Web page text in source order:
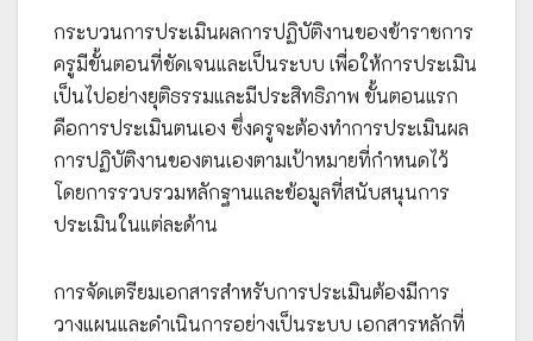
กระบวนการประเมินผลการปฏิบัติงานของข้าราชการ
ครูมีขั้นตอนที่ชัดเจนและเป็นระบบ เพื่อให้การประเมิน
เป็นไปอย่างยุติธรรมและมีประสิทธิภาพ ขั้นตอนแรก
คือการประเมินตนเอง ซึ่งครูจะต้องทำการประเมินผล
การปฏิบัติงานของตนเองตามเป้าหมายที่กำหนดไว้
โดยการรวบรวมหลักฐานและข้อมูลที่สนับสนุนการ
ประเมินในแต่ละด้าน
การจัดเตรียมเอกสารสำหรับการประเมินต้องมีการ
วางแผนและดำเนินการอย่างเป็นระบบ เอกสารหลักที่